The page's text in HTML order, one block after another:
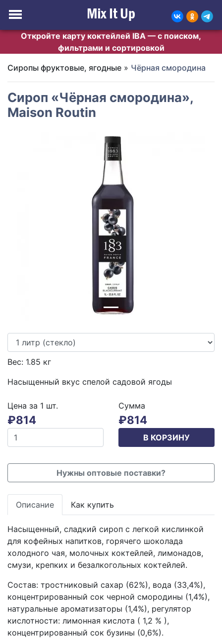
Откройте карту коктейлей IBA — с поиском,
фильтрами и сортировкой
Cиропы фруктовые, ягодные » Чёрная смородина
Сироп «Чёрная смородина»,
Maison Routin
Вес: 1.85 кг
Насыщенный вкус спелой садовой ягоды
Цена за 1 шт.
₽814
Сумма
₽814
В КОРЗИНУ
Нужны оптовые поставки?
Описание Как купить
Насыщенный, сладкий сироп с легкой кислинкой
для кофейных напитков, горячего шоколада
холодного чая, молочных коктейлей, лимонадов,
смузи, крепких и безалкогольных коктейлей.
Состав: тростниковый сахар (62%), вода (33,4%),
концентрированный сок черной смородины (1,4%),
натуральные ароматизаторы (1,4%), регулятор
кислотности: лимонная кислота ( 1,2 % ),
концентрированный cок бузины (0,6%).